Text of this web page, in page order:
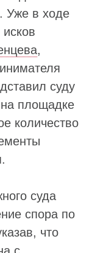
Уже в ходе
,
суду
площадке
количество
суда
спора по
что